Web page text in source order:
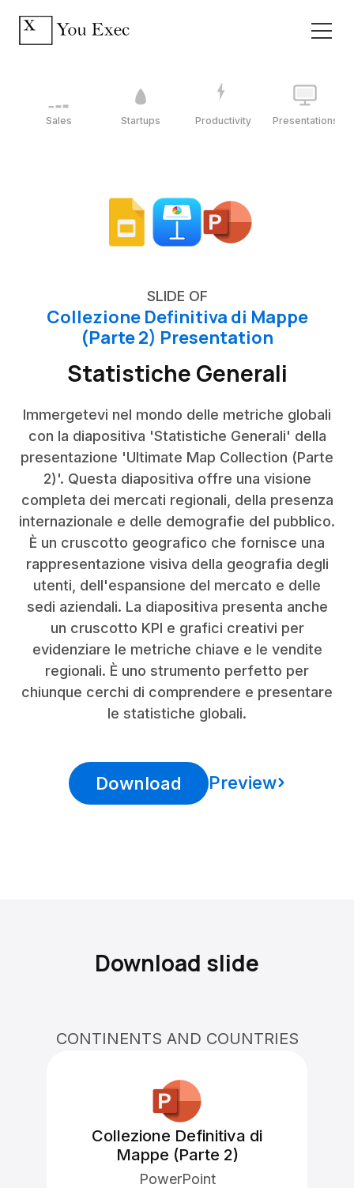
Sales Startups Productivity Presentations
SLIDE OF
Collezione Definitiva di Mappe
(Parte 2) Presentation
Statistiche Generali
Immergetevi nel mondo delle metriche globali
con la diapositiva 'Statistiche Generali' della
presentazione 'Ultimate Map Collection (Parte
2)'. Questa diapositiva offre una visione
completa dei mercati regionali, della presenza
internazionale e delle demografie del pubblico.
È un cruscotto geografico che fornisce una
rappresentazione visiva della geografia degli
utenti, dell'espansione del mercato e delle
sedi aziendali. La diapositiva presenta anche
un cruscotto KPI e grafici creativi per
evidenziare le metriche chiave e le vendite
regionali. È uno strumento perfetto per
chiunque cerchi di comprendere e presentare
le statistiche globali.
Download Preview
Download slide
CONTINENTS AND COUNTRIES
Collezione Definitiva di
Mappe (Parte 2)
PowerPoint